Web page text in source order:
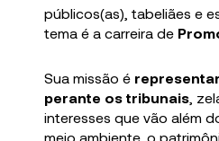
públicos(as), tabeliães e
tema é a carreira de
Sua missão é
perante os tribunais ,
interesses que vão além
meio ambiente, o